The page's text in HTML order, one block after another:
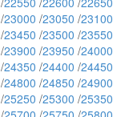
/23000 /23050 /23100
/23450 /23500 /23550
/23900 /23950 /24000
/24350 /24400 /24450
/24800 /24850 /24900
/25250 /25300 /25350